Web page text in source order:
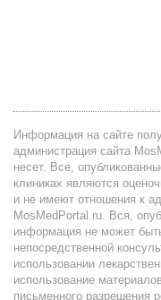
Информация на сайте
администрация сайта
несет. Все,
клиниках являются
и не имеют отношения к
MosMedPortal.ru. Вся,
информация не может
непосредственной
использовании
использование
письменного разрешения